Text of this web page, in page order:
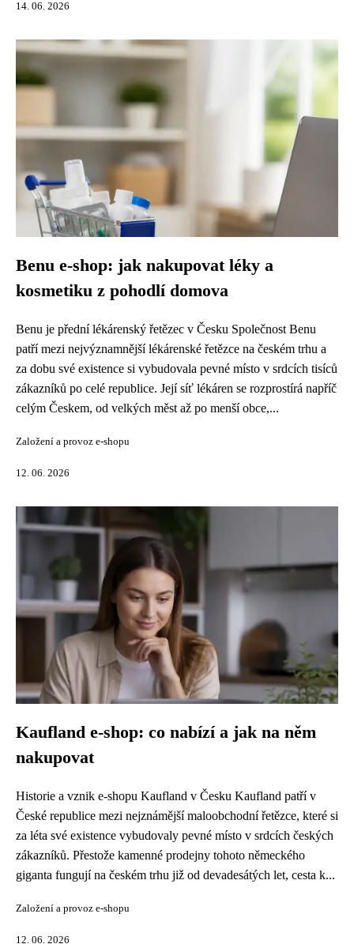
14. 06. 2026
Benu e-shop: jak nakupovat léky a
kosmetiku z pohodlí domova
Benu je přední lékárenský řetězec v Česku Společnost Benu
patří mezi nejvýznamnější lékárenské řetězce na českém trhu a
za dobu své existence si vybudovala pevné místo v srdcích tisíců
zákazníků po celé republice. Její síť lékáren se rozprostírá napříč
celým Českem, od velkých měst až po menší obce,...
Založení a provoz e-shopu
12. 06. 2026
Kaufland e-shop: co nabízí a jak na něm
nakupovat
Historie a vznik e-shopu Kaufland v Česku Kaufland patří v
České republice mezi nejznámější maloobchodní řetězce, které si
za léta své existence vybudovaly pevné místo v srdcích českých
zákazníků. Přestože kamenné prodejny tohoto německého
giganta fungují na českém trhu již od devadesátých let, cesta k...
Založení a provoz e-shopu
12. 06. 2026